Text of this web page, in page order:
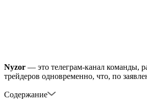
Nyzor — это телеграм-канал команды,
трейдеров одновременно, что, по
Содержание